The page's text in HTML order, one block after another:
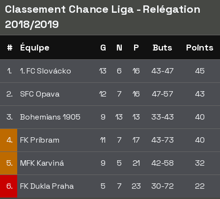
Classement Chance Liga - Relégation
2018/2019
# Équipe G N P Buts Points
1. 1. FC Slovácko 13 6 16 43-47 45
2. SFC Opava 12 7 16 47-57 43
3. Bohemians 1905 9 13 13 33-43 40
4. FK Príbram 11 7 17 43-73 40
5. MFK Karviná 9 5 21 42-58 32
6. FK Dukla Praha 5 7 23 30-72 22